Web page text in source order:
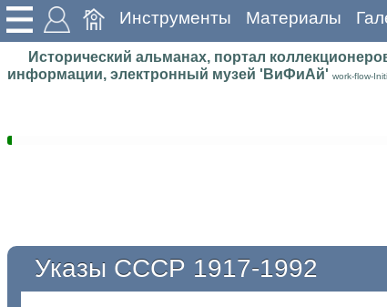
Инструменты Материалы
Исторический альманах, портал
информации, электронный музей 'ВиФиАй' work-flow-
Указы СССР 1917-1992